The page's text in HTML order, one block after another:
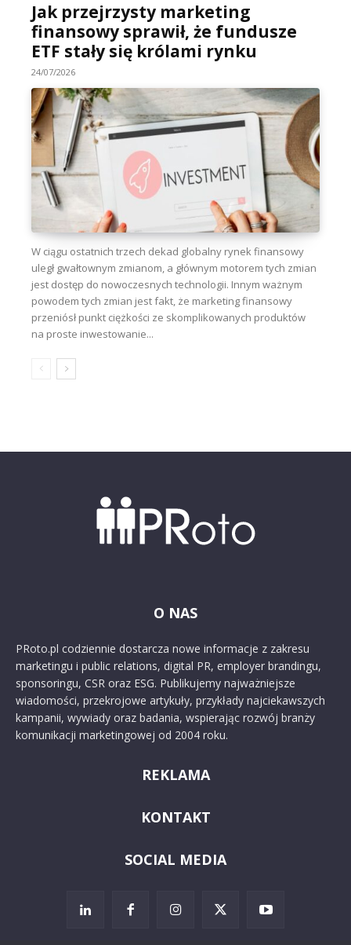
Jak przejrzysty marketing
finansowy sprawił, że fundusze
ETF stały się królami rynku
24/07/2026
W ciągu ostatnich trzech dekad globalny rynek finansowy
uległ gwałtownym zmianom, a głównym motorem tych zmian
jest dostęp do nowoczesnych technologii. Innym ważnym
powodem tych zmian jest fakt, że marketing finansowy
przeniósł punkt ciężkości ze skomplikowanych produktów
na proste inwestowanie...
O NAS
PRoto.pl codziennie dostarcza nowe informacje z zakresu
marketingu i public relations, digital PR, employer brandingu,
sponsoringu, CSR oraz ESG. Publikujemy najważniejsze
wiadomości, przekrojowe artykuły, przykłady najciekawszych
kampanii, wywiady oraz badania, wspierając rozwój branży
komunikacji marketingowej od 2004 roku.
REKLAMA
KONTAKT
SOCIAL MEDIA